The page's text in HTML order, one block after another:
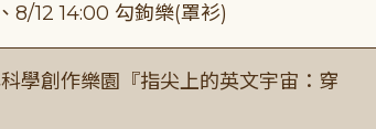
8/12 14:00 勾鉤樂(罩衫)
學創作樂園『指尖上的英文宇宙：穿